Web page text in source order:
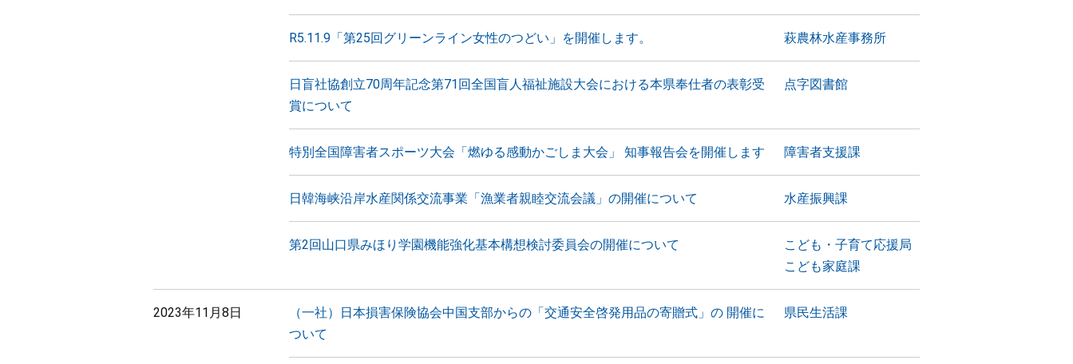
R5.11.9「第25回グリーンライン女性のつどい」を開催します。 萩農林水産事務所
日盲社協創立70周年記念第71回全国盲人福祉施設大会における本県奉仕者の表彰受
賞について
点字図書館
特別全国障害者スポーツ大会「燃ゆる感動かごしま大会」 知事報告会を開催します 障害者支援課
日韓海峡沿岸水産関係交流事業「漁業者親睦交流会議」の開催について 水産振興課
第2回山口県みほり学園機能強化基本構想検討委員会の開催について
こども・子育て応援局
こども家庭課
2023年11月8日
（一社）日本損害保険協会中国支部からの「交通安全啓発用品の寄贈式」の 開催に
ついて
県民生活課